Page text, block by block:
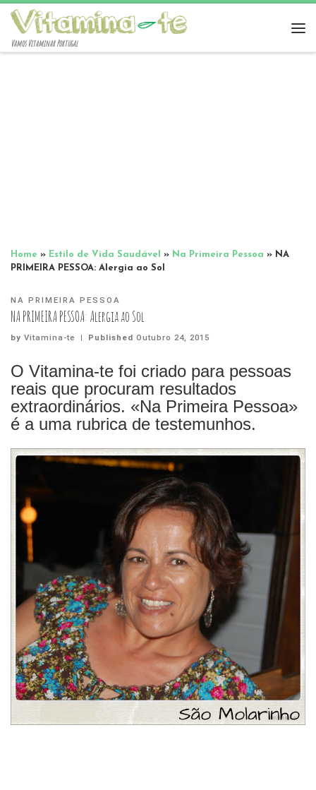
Vamos Vitaminar Portugal
Home » Estilo de Vida Saudável » Na Primeira Pessoa » NA
PRIMEIRA PESSOA: Alergia ao Sol
NA PRIMEIRA PESSOA
NA PRIMEIRA PESSOA: Alergia ao Sol
by Vitamina-te | PublishedOutubro 24, 2015
O Vitamina-te foi criado para pessoas
reais que procuram resultados
extraordinários. «Na Primeira Pessoa»
é a uma rubrica de testemunhos.